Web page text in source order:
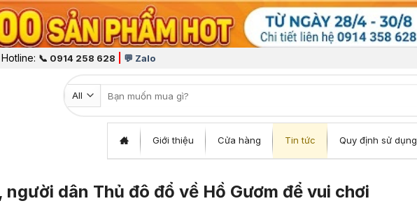
Hotline: 📞 0914 258 628 💬 Zalo
Tìm kiếm:
Giới thiệu Cửa hàng Tin tức Quy định sử dụng
người dân Thủ đô đổ về Hồ Gươm để vui chơi